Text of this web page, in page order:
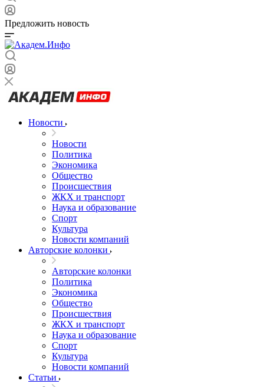
Предложить новость
Новости
Новости
Политика
Экономика
Общество
Происшествия
ЖКХ и транспорт
Наука и образование
Спорт
Культура
Новости компаний
Авторские колонки
Авторские колонки
Политика
Экономика
Общество
Происшествия
ЖКХ и транспорт
Наука и образование
Спорт
Культура
Новости компаний
Статьи